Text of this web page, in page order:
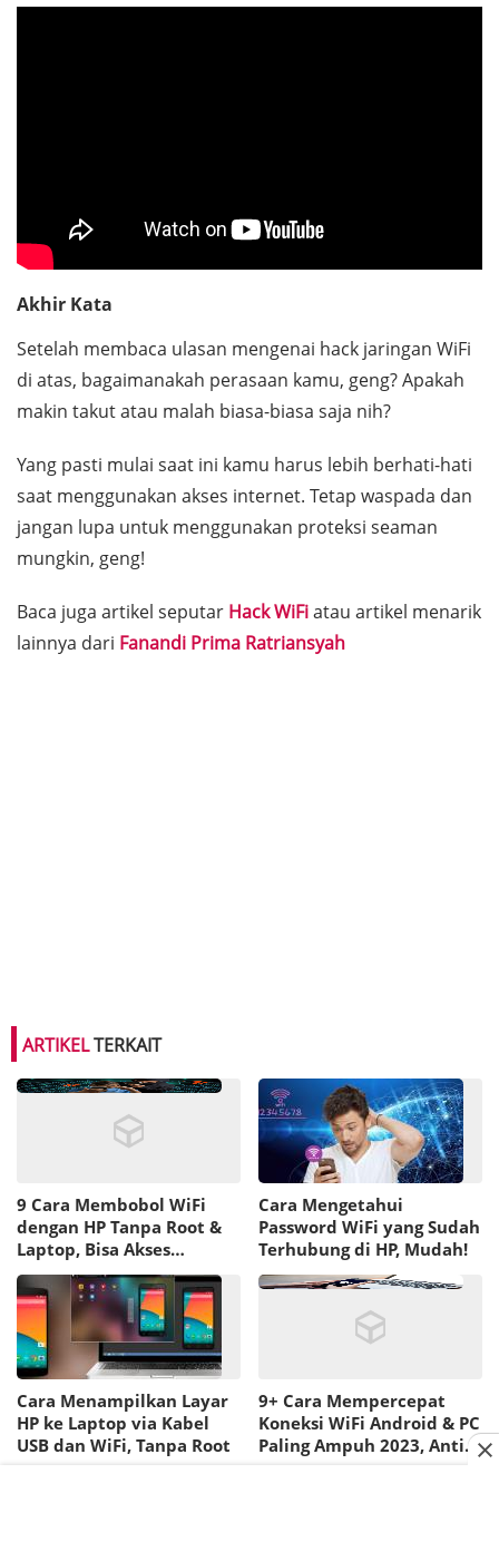
Akhir Kata
Setelah membaca ulasan mengenai hack jaringan WiFi
di atas, bagaimanakah perasaan kamu, geng? Apakah
makin takut atau malah biasa-biasa saja nih?
Yang pasti mulai saat ini kamu harus lebih berhati-hati
saat menggunakan akses internet. Tetap waspada dan
jangan lupa untuk menggunakan proteksi seaman
mungkin, geng!
Baca juga artikel seputar Hack WiFiatau artikel menarik
lainnya dari Fanandi Prima Ratriansyah
ARTIKELTERKAIT
9 Cara Membobol WiFi
dengan HP Tanpa Root &
Laptop, Bisa Akses
Internet Gratis!
Cara Mengetahui
Password WiFi yang Sudah
Terhubung di HP, Mudah!
Cara Menampilkan Layar
HP ke Laptop via Kabel
USB dan WiFi, Tanpa Root
9+ Cara Mempercepat
Koneksi WiFi Android & PC
Paling Ampuh 2023, Anti